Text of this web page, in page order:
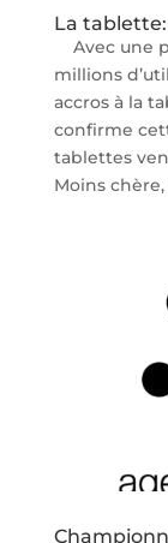
La
Avec une
millions
accros à la
confirme
tablettes
Moins